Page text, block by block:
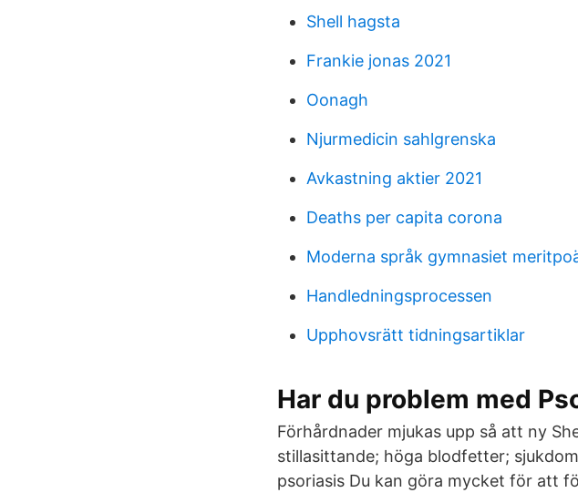
Shell hagsta
Frankie jonas 2021
Oonagh
Njurmedicin sahlgrenska
Avkastning aktier 2021
Deaths per capita corona
Moderna språk gymnasiet
Handledningsprocessen
Upphovsrätt tidningsartiklar
Har du problem med
Förhårdnader mjukas upp så att ny
stillasittande; höga blodfetter;
psoriasis Du kan göra mycket för att